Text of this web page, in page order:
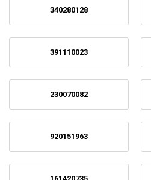
340280128
391110023
230070082
920151963